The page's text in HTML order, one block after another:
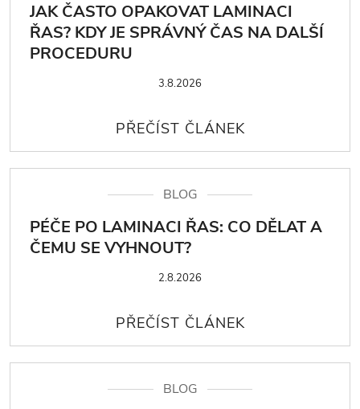
JAK ČASTO OPAKOVAT LAMINACI
ŘAS? KDY JE SPRÁVNÝ ČAS NA DALŠÍ
PROCEDURU
3.8.2026
BLOG
PÉČE PO LAMINACI ŘAS: CO DĚLAT A
ČEMU SE VYHNOUT?
2.8.2026
BLOG